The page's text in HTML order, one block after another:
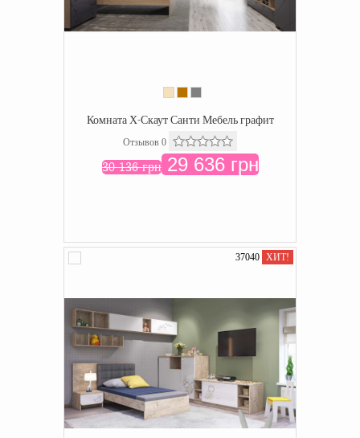
Комната Х-Скаут Санти Мебель графит
Отзывов 0
30 136 грн29 636 грн
37040 ХИТ!